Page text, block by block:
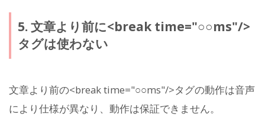
5. 文章より前に<break time="○○ms"/>
タグは使わない
文章より前の<break time="○○ms"/>タグの動作は音声
により仕様が異なり、動作は保証できません。